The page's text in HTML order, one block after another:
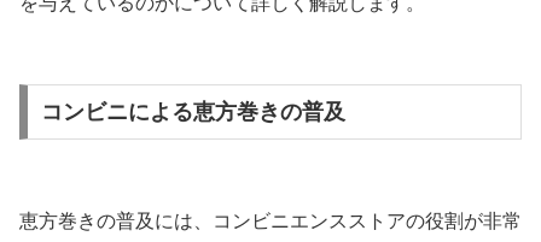
コンビニによる恵方巻きの普及
恵方巻きの普及には、コンビニエンスストアの役割が非常